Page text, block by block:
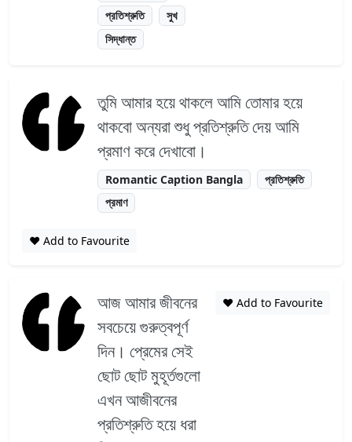
প্রতিশ্রুতি
সুখ
সিদ্ধান্ত
তুমি আমার হয়ে থাকলে আমি তোমার হয়ে
থাকবো অন্যরা শুধু প্রতিশ্রুতি দেয় আমি
প্রমাণ করে দেখাবো।
Romantic Caption Bangla
প্রতিশ্রুতি
প্রমাণ
❤️ Add to Favourite
আজ আমার জীবনের
সবচেয়ে গুরুত্বপূর্ণ
দিন। প্রেমের সেই
ছোট ছোট মুহূর্তগুলো
এখন আজীবনের
প্রতিশ্রুতি হয়ে ধরা
❤️ Add to Favourite